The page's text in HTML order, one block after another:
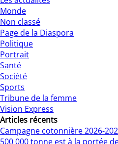
Monde
Non classé
Page de la Diaspora
Politique
Portrait
Santé
Société
Sports
Tribune de la femme
Vision Express
Articles récents
Campagne cotonnière 2026-
500 000 tonne est à la portée